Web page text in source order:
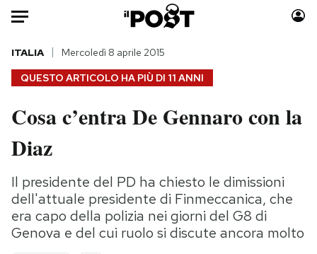
Auto
HOME
Italia
Politica
Tecnologia
Internet
Scienza
Cultura
Moda
Storie/Idee
Ok Boomer!
Media
Europa
QUESTO ARTICOLO HA PIÙ DI 11 ANNI
ITALIA Mercoledì 8 aprile 2015
Cosa c’entra De Gennaro con la
Diaz
Il presidente del PD ha chiesto le dimissioni
dell'attuale presidente di Finmeccanica, che
era capo della polizia nei giorni del G8 di
Genova e del cui ruolo si discute ancora molto